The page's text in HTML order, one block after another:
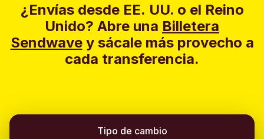
¿Envías desde EE. UU. o el Reino
Unido? Abre una Billetera
Sendwavey sácale más provecho a
cada transferencia.
Tipo de cambio